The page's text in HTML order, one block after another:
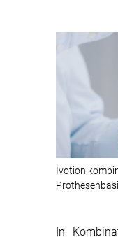
Ivotion
In